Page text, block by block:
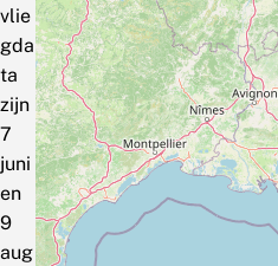
vlie
gda
ta
zijn
7
juni
en
9
aug